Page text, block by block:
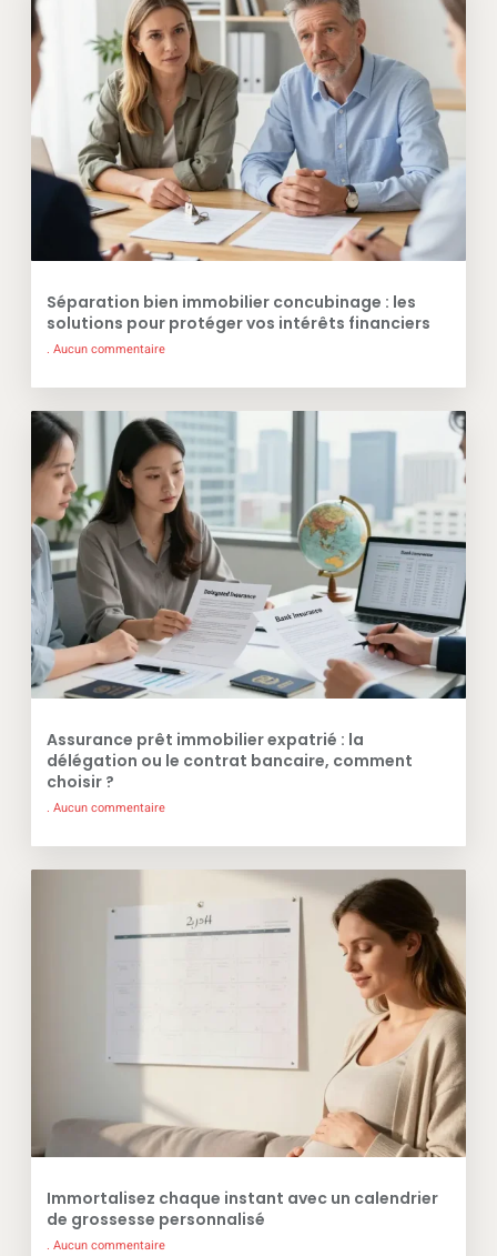
Séparation bien immobilier concubinage : les
solutions pour protéger vos intérêts financiers
Aucun commentaire
Assurance prêt immobilier expatrié : la
délégation ou le contrat bancaire, comment
choisir ?
Aucun commentaire
Immortalisez chaque instant avec un calendrier
de grossesse personnalisé
Aucun commentaire